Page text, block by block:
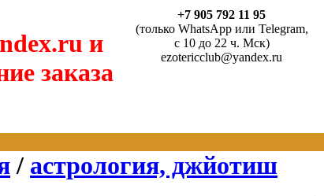
и
заказа
+7 905 792 11 95
(только WhatsApp или Telegram,
с 10 до 22 ч. Мск)
ezotericclub@yandex.ru
/ астрология, джйотиш